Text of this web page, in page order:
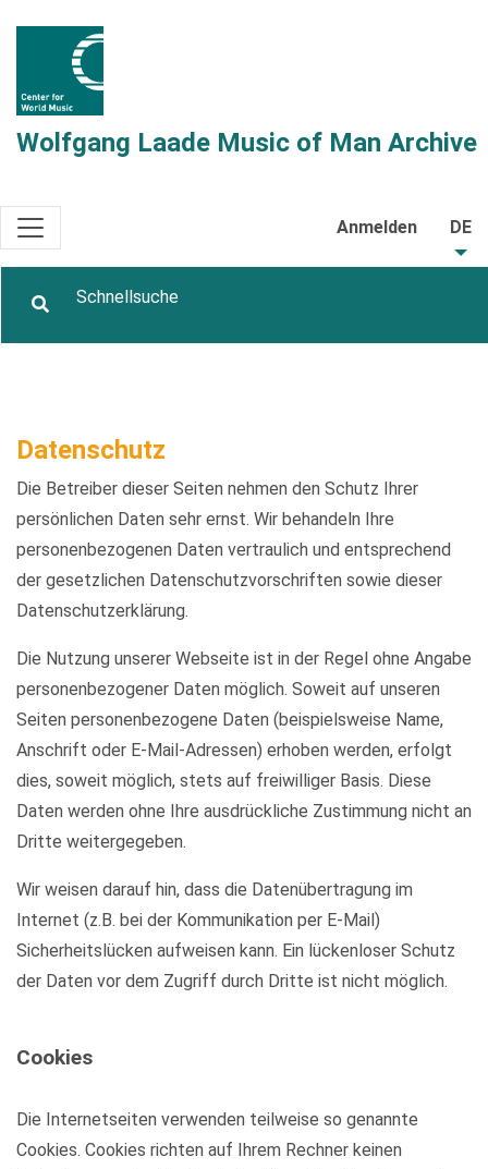
Wolfgang Laade Music of Man Archive
Anmelden DE
Datenschutz
Die Betreiber dieser Seiten nehmen den Schutz Ihrer
persönlichen Daten sehr ernst. Wir behandeln Ihre
personenbezogenen Daten vertraulich und entsprechend
der gesetzlichen Datenschutzvorschriften sowie dieser
Datenschutzerklärung.
Die Nutzung unserer Webseite ist in der Regel ohne Angabe
personenbezogener Daten möglich. Soweit auf unseren
Seiten personenbezogene Daten (beispielsweise Name,
Anschrift oder E-Mail-Adressen) erhoben werden, erfolgt
dies, soweit möglich, stets auf freiwilliger Basis. Diese
Daten werden ohne Ihre ausdrückliche Zustimmung nicht an
Dritte weitergegeben.
Wir weisen darauf hin, dass die Datenübertragung im
Internet (z.B. bei der Kommunikation per E-Mail)
Sicherheitslücken aufweisen kann. Ein lückenloser Schutz
der Daten vor dem Zugriff durch Dritte ist nicht möglich.
Cookies
Die Internetseiten verwenden teilweise so genannte
Cookies. Cookies richten auf Ihrem Rechner keinen